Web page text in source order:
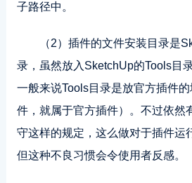
子路径中。
（2）插件的文件安装目录是
录，虽然放入SketchUp的Tools目
一般来说Tools目录是放官方插件
件，就属于官方插件）。不过依然
守这样的规定，这么做对于插件运
但这种不良习惯会令使用者反感。